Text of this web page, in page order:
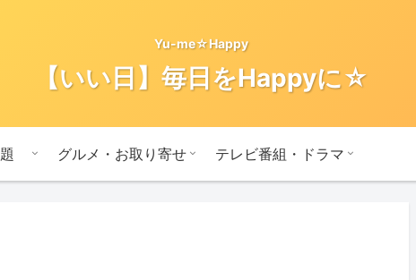
Yu-me☆Happy
【いい日】毎日をHappyに☆
グルメ・お取り寄せ テレビ番組・ドラマ